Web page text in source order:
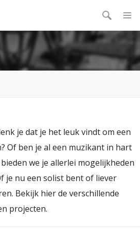
je dat je het leuk vindt om een
Of ben je al een muzikant in hart
we je allerlei mogelijkheden
je nu een solist bent of liever
Bekijk hier de verschillende
projecten.